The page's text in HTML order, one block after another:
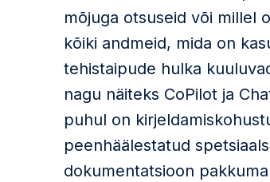
mõjuga otsuseid või millel
kõiki andmeid, mida on
tehistaipude hulka
nagu näiteks CoPilot ja
puhul on
peenhäälestatud
dokumentatsioon